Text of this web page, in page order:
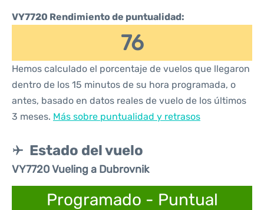
VY7720 Rendimiento de puntualidad:
76
Hemos calculado el porcentaje de vuelos que llegaron
dentro de los 15 minutos de su hora programada, o
antes, basado en datos reales de vuelo de los últimos
3 meses. Más sobre puntualidad y retrasos
Estado del vuelo
VY7720 Vueling a Dubrovnik
Programado - Puntual